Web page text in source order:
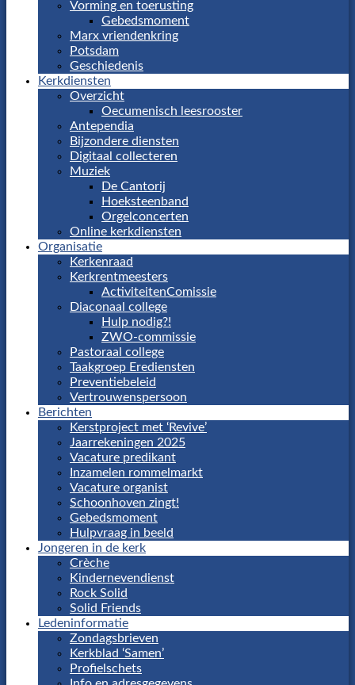
Vorming en toerusting
Gebedsmoment
Marx vriendenkring
Potsdam
Geschiedenis
Kerkdiensten
Overzicht
Oecumenisch leesrooster
Antependia
Bijzondere diensten
Digitaal collecteren
Muziek
De Cantorij
Hoeksteenband
Orgelconcerten
Online kerkdiensten
Organisatie
Kerkenraad
Kerkrentmeesters
ActiviteitenComissie
Diaconaal college
Hulp nodig?!
ZWO-commissie
Pastoraal college
Taakgroep Erediensten
Preventiebeleid
Vertrouwenspersoon
Berichten
Kerstproject met ‘Revive’
Jaarrekeningen 2025
Vacature predikant
Inzamelen rommelmarkt
Vacature organist
Schoonhoven zingt!
Gebedsmoment
Hulpvraag in beeld
Jongeren in de kerk
Crèche
Kindernevendienst
Rock Solid
Solid Friends
Ledeninformatie
Zondagsbrieven
Kerkblad ‘Samen’
Profielschets